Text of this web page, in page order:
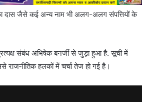
दास जैसे कई अन्य नाम भी अलग-अलग संपत्तियों के
संबंध अभिषेक बनर्जी से जुड़ा हुआ है. सूची में
राजनीतिक हलकों में चर्चा तेज हो गई है।